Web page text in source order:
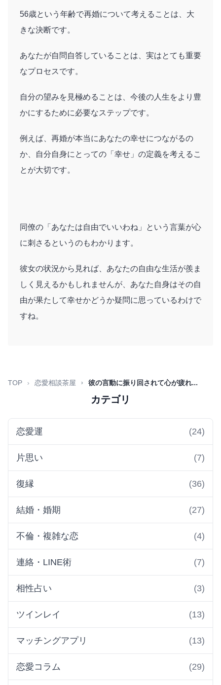
56歳という年齢で再婚について考えることは、大
きな決断です。
あなたが自問自答していることは、実はとても重要
なプロセスです。
自分の望みを見極めることは、今後の人生をより豊
かにするために必要なステップです。
例えば、再婚が本当にあなたの幸せにつながるの
か、自分自身にとっての「幸せ」の定義を考えるこ
とが大切です。
同僚の「あなたは自由でいいわね」という言葉が心
に刺さるというのもわかります。
彼女の状況から見れば、あなたの自由な生活が羨ま
しく見えるかもしれませんが、あなた自身はその自
由が果たして幸せかどうか疑問に思っているわけで
すね。
TOP 恋愛相談茶屋 彼の言動に振り回されて心が疲れ...
カテゴリ
恋愛運 (24)
片思い (7)
復縁 (36)
結婚・婚期 (27)
不倫・複雑な恋 (4)
連絡・LINE術 (7)
相性占い (3)
ツインレイ (13)
マッチングアプリ (13)
恋愛コラム (29)